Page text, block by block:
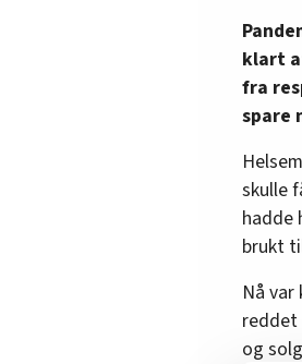
klart
fra
spare
skulle
hadde
brukt
Nå
reddet
og